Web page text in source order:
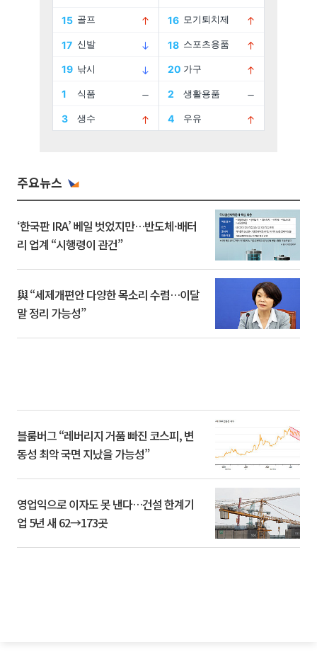
주요뉴스
‘한국판 IRA’ 베일 벗었지만…반도체·배터
리 업계 “시행령이 관건”
與 “세제개편안 다양한 목소리 수렴…이달
말 정리 가능성”
블룸버그 “레버리지 거품 빠진 코스피, 변
동성 최악 국면 지났을 가능성”
영업익으로 이자도 못 낸다…건설 한계기
업 5년 새 62→173곳